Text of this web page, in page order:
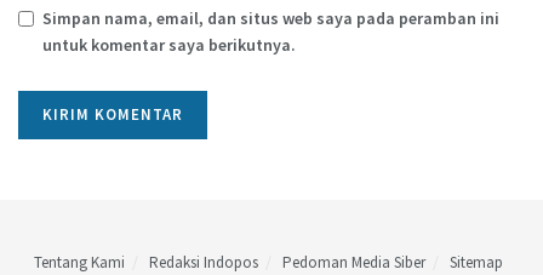
Simpan nama, email, dan situs web saya pada peramban ini
untuk komentar saya berikutnya.
Tentang Kami Redaksi Indopos Pedoman Media Siber Sitemap